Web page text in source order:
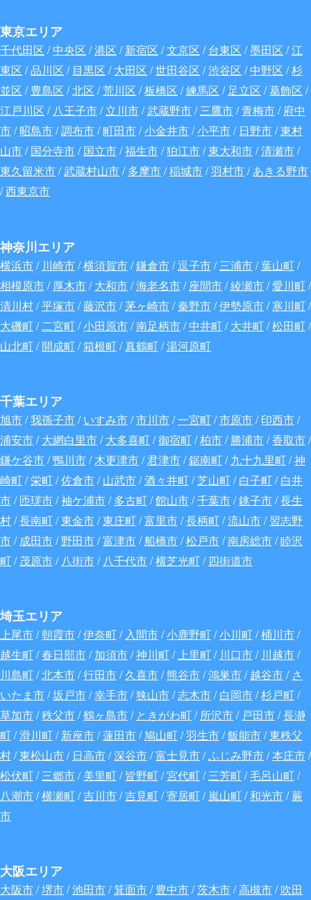
東京エリア
千代田区 /中央区 /港区 /新宿区 /文京区 /台東区 /墨田区 /江
東区 /品川区 / 目黒区 /大田区 /世田谷区 /渋谷区 /中野区 /杉
並区 /豊島区 /北区 /荒川区 /板橋区 /練馬区 /足立区 /葛飾区 /
江戸川区 / 八王子市/立川市/武蔵野市/三鷹市/青梅市/府中
市/昭島市/調布市/町田市/小金井市/小平市/ 日野市/東村
山市/国分寺市/国立市/福生市/狛江市/東大和市/清瀬市/
東久留米市/武蔵村山市/多摩市/稲城市/羽村市/あきる野市
/西東京市
神奈川エリア
横浜市/ 川崎市/横須賀市/鎌倉市/逗子市/三浦市/葉山町/
相模原市/ 厚木市/大和市/海老名市/ 座間市/綾瀬市/愛川町/
清川村/平塚市/藤沢市/茅ヶ崎市/秦野市/伊勢原市/寒川町/
大磯町/ 二宮町/小田原市/南足柄市/中井町/大井町/松田町/
山北町/開成町/箱根町/真鶴町/湯河原町
千葉エリア
旭市/我孫子市/いすみ市/市川市/一宮町/市原市/印西市/
浦安市/大網白里市/大多喜町/御宿町/柏市/勝浦市/香取市/
鎌ケ谷市/鴨川市/木更津市/君津市/鋸南町/九十九里町/神
崎町/栄町/佐倉市/山武市/酒々井町/芝山町/白子町/白井
市/匝瑳市/袖ケ浦市/多古町/館山市/千葉市/銚子市/長生
村/長南町/東金市/東庄町/富里市/長柄町/流山市/習志野
市/成田市/野田市/富津市/船橋市/松戸市/南房総市/睦沢
町/茂原市/ 八街市/ 八千代市/横芝光町/ 四街道市
埼玉エリア
上尾市/朝霞市/伊奈町/ 入間市/小鹿野町/小川町/桶川市/
越生町/春日部市/加須市/神川町/上里町/ 川口市/ 川越市/
川島町/北本市/行田市/久喜市/熊谷市/鴻巣市/越谷市/ さ
いたま市/坂戸市/幸手市/狭山市/志木市/白岡市/杉戸町/
草加市/秩父市/鶴ヶ島市/ ときがわ町/所沢市/ 戸田市/長瀞
町/滑川町/新座市/蓮田市/鳩山町/羽生市/飯能市/東秩父
村/東松山市/ 日高市/深谷市/富士見市/ふじみ野市/本庄市/
松伏町/三郷市/美里町/皆野町/宮代町/三芳町/毛呂山町/
八潮市/横瀬町/吉川市/吉見町/寄居町/嵐山町/和光市/蕨
市
大阪エリア
大阪市/堺市/池田市/箕面市/豊中市/茨木市/高槻市/吹田